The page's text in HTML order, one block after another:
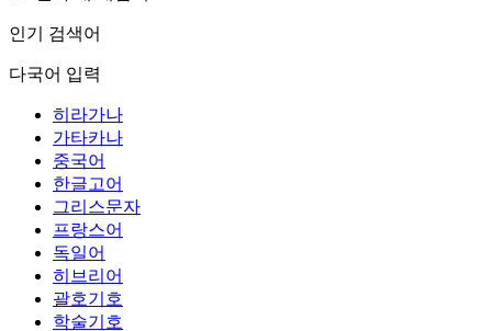
인기 검색어
다국어 입력
히라가나
가타카나
중국어
한글고어
그리스문자
프랑스어
독일어
히브리어
괄호기호
학술기호